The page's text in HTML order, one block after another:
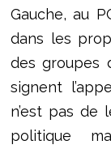
Gauche, au
dans les
des groupes
signent
n’est pas de
politique